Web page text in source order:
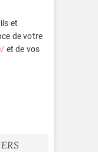
et
de votre
et de vos